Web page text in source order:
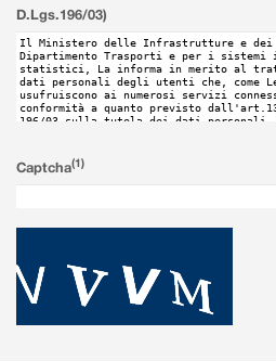
D.Lgs.196/03)
Captcha(1)